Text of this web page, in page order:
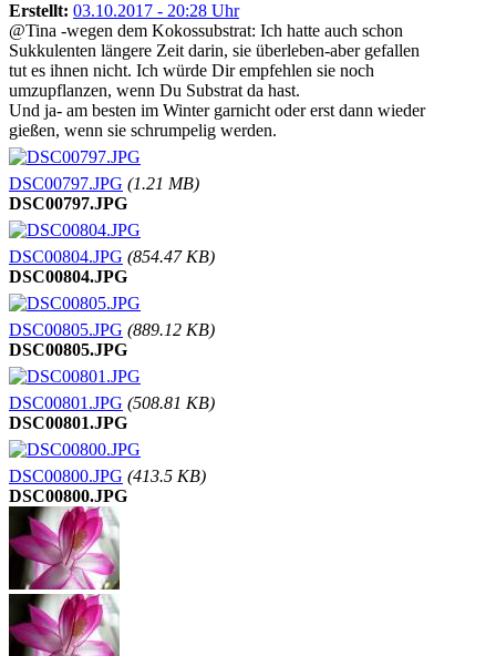
Erstellt: 03.10.2017 - 20:28 Uhr
@Tina -wegen dem Kokossubstrat: Ich hatte auch schon
Sukkulenten längere Zeit darin, sie überleben-aber gefallen
tut es ihnen nicht. Ich würde Dir empfehlen sie noch
umzupflanzen, wenn Du Substrat da hast.
Und ja- am besten im Winter garnicht oder erst dann wieder
gießen, wenn sie schrumpelig werden.
DSC00797.JPG (1.21 MB)
DSC00797.JPG
DSC00804.JPG (854.47 KB)
DSC00804.JPG
DSC00805.JPG (889.12 KB)
DSC00805.JPG
DSC00801.JPG (508.81 KB)
DSC00801.JPG
DSC00800.JPG (413.5 KB)
DSC00800.JPG